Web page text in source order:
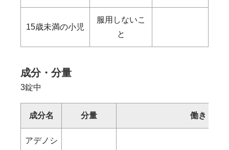
15歳未満の小児
服用しないこ
と
成分・分量
3錠中
成分名 分量 働き
アデノシ